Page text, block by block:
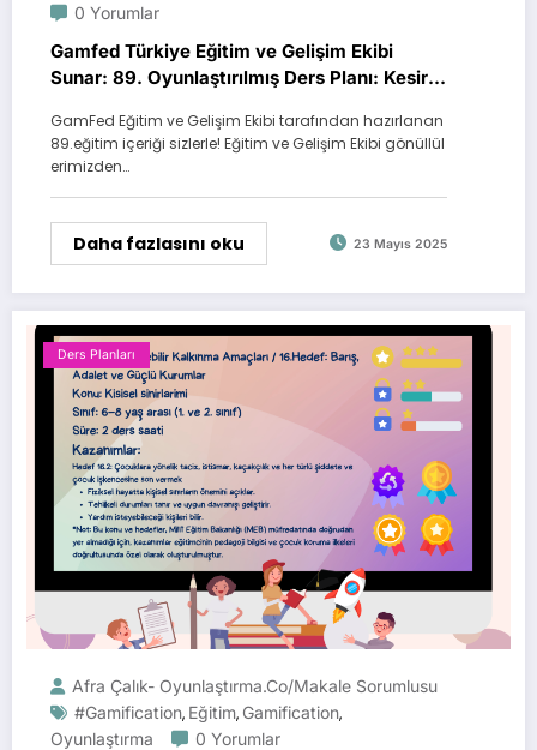
0 Yorumlar
Gamfed Türkiye Eğitim ve Gelişim Ekibi
Sunar: 89. Oyunlaştırılmış Ders Planı: Kesir
GamFed Eğitim ve Gelişim Ekibi tarafından hazırlanan
89.eğitim içeriği sizlerle! Eğitim ve Gelişim Ekibi gönüllül
erimizden…
Daha fazlasını oku 23 Mayıs 2025
Ders Planları
Afra Çalık- Oyunlaştırma.Co/Makale Sorumlusu
#gamification, Eğitim, Gamification,
Oyunlaştırma
0 Yorumlar